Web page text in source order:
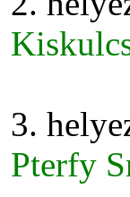
3.
Pterfy